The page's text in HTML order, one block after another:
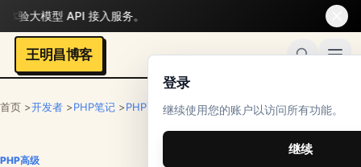
登录
继续使用您的账户以访问所有功能。
继续
型 API 接入服务。
王明昌博客
首页 >开发者 >PHP笔记 >PHP高级
PHP高级